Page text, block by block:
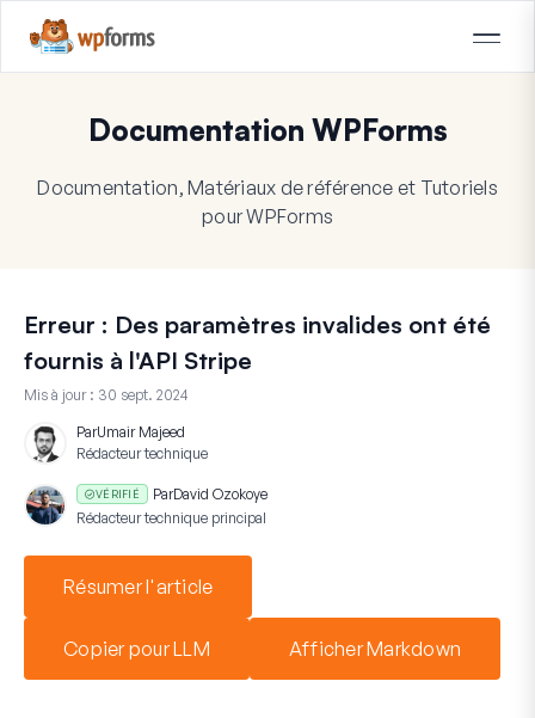
Documentation WPForms
Documentation, Matériaux de référence et Tutoriels
pour WPForms
Erreur : Des paramètres invalides ont été
fournis à l'API Stripe
Mis à jour : 30 sept. 2024
ParUmair Majeed
Rédacteur technique
VÉRIFIÉ ParDavid Ozokoye
Rédacteur technique principal
Résumer l'article
Copier pour LLM Afficher Markdown